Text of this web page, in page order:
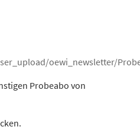
Probeabo von